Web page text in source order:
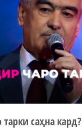
саҳна кард?